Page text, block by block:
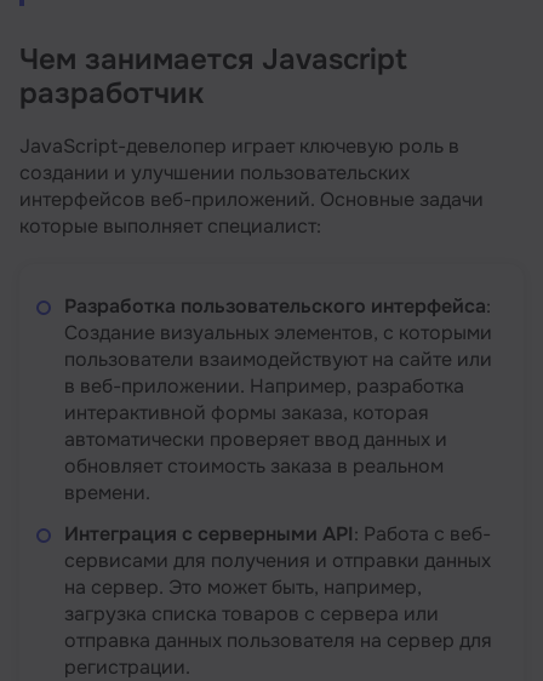
Чем занимается Javascript
разработчик
JavaScript-девелопер играет ключевую роль в
создании и улучшении пользовательских
интерфейсов веб-приложений. Основные задачи
которые выполняет специалист:
Разработка пользовательского интерфейса:
Создание визуальных элементов, с которыми
пользователи взаимодействуют на сайте или
в веб-приложении. Например, разработка
интерактивной формы заказа, которая
автоматически проверяет ввод данных и
обновляет стоимость заказа в реальном
времени.
Интеграция с серверными API: Работа с веб-
сервисами для получения и отправки данных
на сервер. Это может быть, например,
загрузка списка товаров с сервера или
отправка данных пользователя на сервер для
регистрации.